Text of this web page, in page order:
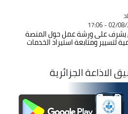
02/08/
يشرف على ورشة عمل حول المنصة
لتسيير ومتابعة استيراد الخدمات
الجزائرية